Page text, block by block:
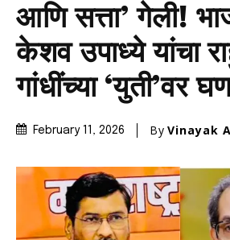
आणि सत्ता’ गेली!
केशव उपाध्ये यांचा
गांधींच्या ‘युती’वर
February 11, 2026 By Vinayak A